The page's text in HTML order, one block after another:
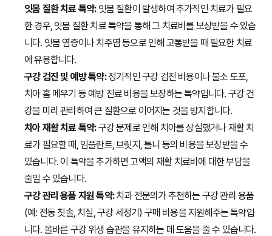
잇몸 질환 치료 특약:잇몸 질환이 발생하여 추가적인 치료가 필요
한 경우, 잇몸 질환 치료 특약을 통해 그 치료비를 보상받을 수 있습
니다. 잇몸 염증이나 치주염 등으로 인해 고통받을 때 필요한 치료
에 유용합니다.
구강 검진 및 예방 특약:정기적인 구강 검진 비용이나 불소 도포,
치아 홈 메우기 등 예방 진료 비용을 보장하는 특약입니다. 구강 건
강을 미리 관리하여 큰 질환으로 이어지는 것을 방지합니다.
치아 재활 치료 특약:구강 문제로 인해 치아를 상실했거나 재활 치
료가 필요할 때, 임플란트, 브릿지, 틀니 등의 비용을 보장받을 수
있습니다. 이 특약을 추가하면 고액의 재활 치료비에 대한 부담을
줄일 수 있습니다.
구강 관리 용품 지원 특약:치과 전문의가 추천하는 구강 관리 용품
(예: 전동 칫솔, 치실, 구강 세정기) 구매 비용을 지원해주는 특약입
니다. 올바른 구강 위생 습관을 유지하는 데 도움을 줄 수 있습니다.